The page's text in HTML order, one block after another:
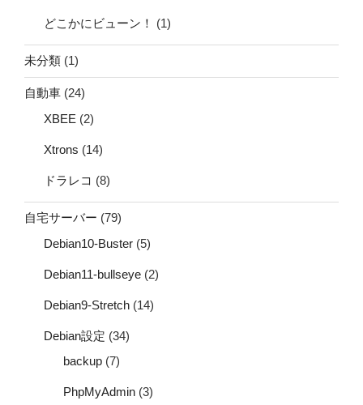
どこかにビューン！ (1)
未分類 (1)
自動車 (24)
XBEE (2)
Xtrons (14)
ドラレコ (8)
自宅サーバー (79)
Debian10-Buster (5)
Debian11-bullseye (2)
Debian9-Stretch (14)
Debian設定 (34)
backup (7)
PhpMyAdmin (3)